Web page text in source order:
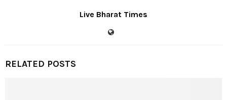
Live Bharat Times
RELATED POSTS